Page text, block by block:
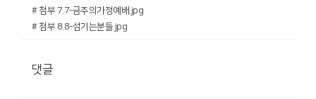
# 첨부 7.7-금주의가정예배.jpg
# 첨부 8.8-섬기는분들.jpg
댓글